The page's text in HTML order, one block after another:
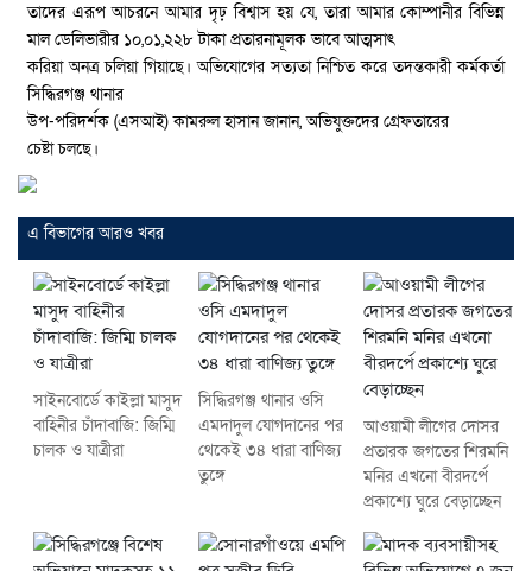
তাদের এরূপ আচরনে আমার দৃঢ় বিশ্বাস হয় যে, তারা আমার কোম্পানীর বিভিন্ন
মাল ডেলিভারীর ১০,০১,২২৮ টাকা প্রতারনামূলক ভাবে আত্মসাৎ
করিয়া অনত্র চলিয়া গিয়াছে। অভিযোগের সত্যতা নিশ্চিত করে তদন্তকারী কর্মকর্তা
সিদ্ধিরগঞ্জ থানার
উপ-পরিদর্শক (এসআই) কামরুল হাসান জানান, অভিযুক্তদের গ্রেফতারের
চেষ্টা চলছে।
এ বিভাগের আরও খবর
সাইনবোর্ডে কাইল্লা মাসুদ
বাহিনীর চাঁদাবাজি: জিম্মি
চালক ও যাত্রীরা
সিদ্ধিরগঞ্জ থানার ওসি
এমদাদুল যোগদানের পর
থেকেই ৩৪ ধারা বাণিজ্য
তুঙ্গে
আওয়ামী লীগের দোসর
প্রতারক জগতের শিরমনি
মনির এখনো বীরদর্পে
প্রকাশ্যে ঘুরে বেড়াচ্ছেন